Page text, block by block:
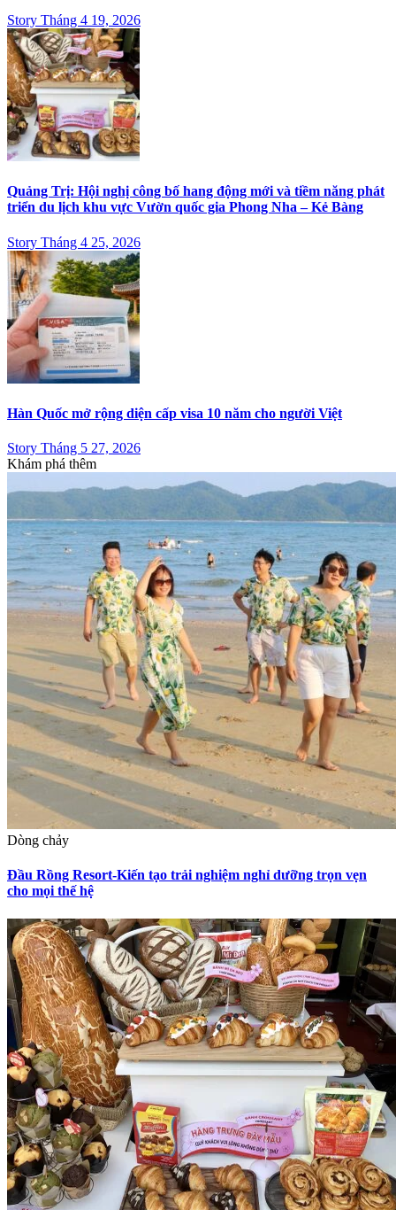
Story Tháng 4 19, 2026
Quảng Trị: Hội nghị công bố hang động mới và tiềm năng phát
triển du lịch khu vực Vườn quốc gia Phong Nha – Kẻ Bàng
Story Tháng 4 25, 2026
Hàn Quốc mở rộng diện cấp visa 10 năm cho người Việt
Story Tháng 5 27, 2026
Khám phá thêm
Dòng chảy
Đầu Rồng Resort-Kiến tạo trải nghiệm nghỉ dưỡng trọn vẹn
cho mọi thế hệ